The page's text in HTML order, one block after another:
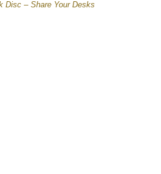
Disc – Share Your Desks